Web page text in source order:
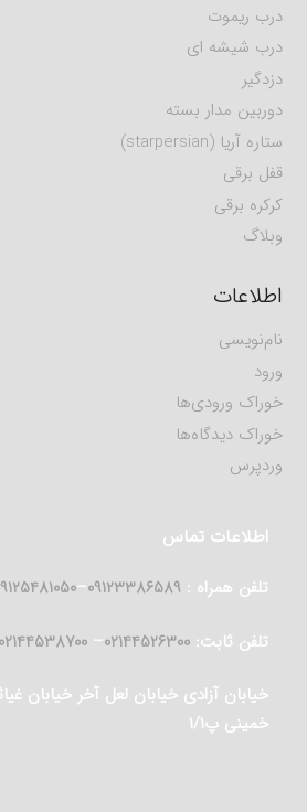
درب ریموت
درب شیشه ای
دزدگیر
دوربین مدار بسته
ستاره آریا (starpersian)
قفل برقی
کرکره برقی
وبلاگ
اطلاعات
نام‌نویسی
ورود
خوراک ورودی‌ها
خوراک دیدگاه‌ها
وردپرس
اطلاعات تماس
تلفن همراه : 09123386589
–
تلفن ثابت: 02144526300
–
خیابان آزادی خیابان لعل آخر خیابان
خمینی پ۱/۱